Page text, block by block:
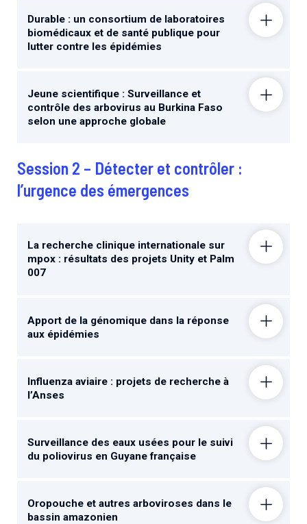
Durable : un consortium de laboratoires
biomédicaux et de santé publique pour
lutter contre les épidémies
Jeune scientifique : Surveillance et
contrôle des arbovirus au Burkina Faso
selon une approche globale
Session 2 – Détecter et contrôler :
l’urgence des émergences
La recherche clinique internationale sur
mpox : résultats des projets Unity et Palm
007
Apport de la génomique dans la réponse
aux épidémies
Influenza aviaire : projets de recherche à
l’Anses
Surveillance des eaux usées pour le suivi
du poliovirus en Guyane française
Oropouche et autres arboviroses dans le
bassin amazonien